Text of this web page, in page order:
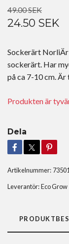
49.00 SEK
24.50 SEK
Sockerärt NorliÄr
sockerärt. Har
på ca 7-10 cm.
Produkten är
Dela
Artikelnummer:
Leverantör:Eco Grow